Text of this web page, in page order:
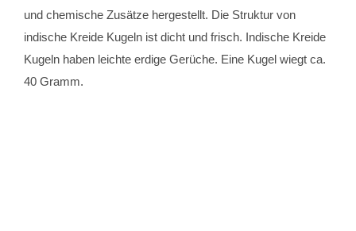
und chemische Zusätze hergestellt. Die Struktur von
indische Kreide Kugeln ist dicht und frisch. Indische Kreide
Kugeln haben leichte erdige Gerüche. Eine Kugel wiegt ca.
40 Gramm.